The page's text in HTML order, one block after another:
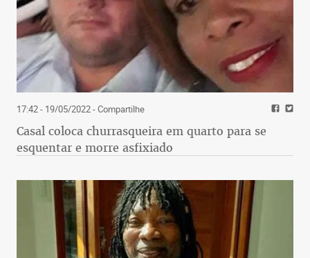
17:42 - 19/05/2022- Compartilhe
Casal coloca churrasqueira em quarto para se
esquentar e morre asfixiado